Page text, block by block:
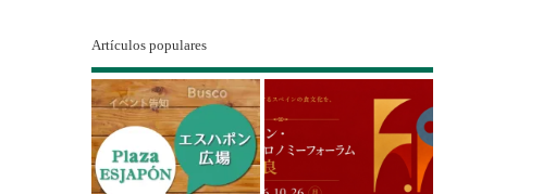
Artículos populares